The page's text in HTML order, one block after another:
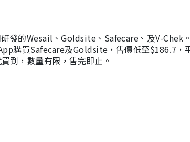
發的Wesail、Goldsite、Safecare、及V-Chek
購買Safecare及Goldsite，售價低至$186.7，
到，數量有限，售完即止。